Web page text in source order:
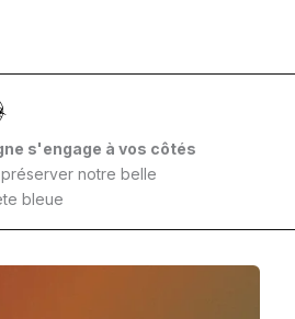
s'engage à vos côtés
notre belle
bleue